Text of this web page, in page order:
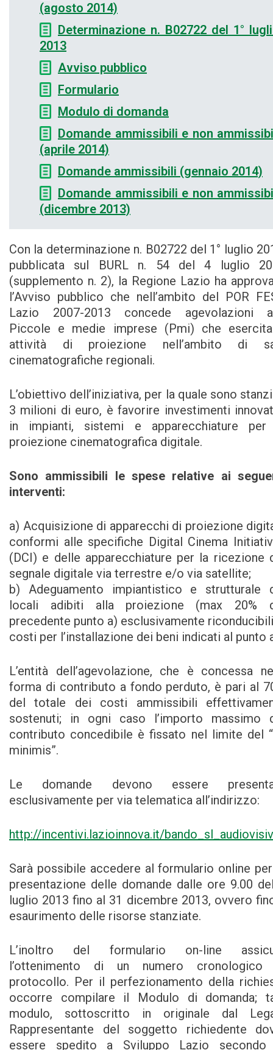
(agosto 2014)
Determinazione n. B02722 del 1°
2013
Avviso pubblico
Formulario
Modulo di domanda
Domande ammissibili e non
(aprile 2014)
Domande ammissibili (gennaio 2014)
Domande ammissibili e non
(dicembre 2013)
Con la determinazione n. B02722 del 1° luglio
pubblicata sul BURL n. 54 del 4 luglio
(supplemento n. 2), la Regione Lazio ha
l’Avviso pubblico che nell’ambito del POR
Lazio 2007-2013 concede agevolazioni
Piccole e medie imprese (Pmi) che
attività di proiezione nell’ambito di
cinematografiche regionali.
L’obiettivo dell’iniziativa, per la quale sono
3 milioni di euro, è favorire investimenti
in impianti, sistemi e apparecchiature
proiezione cinematografica digitale.
Sono ammissibili le spese relative ai
interventi:
a) Acquisizione di apparecchi di proiezione
conformi alle specifiche Digital Cinema
(DCI) e delle apparecchiature per la ricezione
segnale digitale via terrestre e/o via satellite;
b) Adeguamento impiantistico e strutturale
locali adibiti alla proiezione (max 20%
precedente punto a) esclusivamente
costi per l’installazione dei beni indicati al punto
L’entità dell’agevolazione, che è concessa
forma di contributo a fondo perduto, è pari al
del totale dei costi ammissibili
sostenuti; in ogni caso l’importo massimo
contributo concedibile è fissato nel limite del
minimis”.
Le domande devono essere
esclusivamente per via telematica all’indirizzo:
http://incentivi.lazioinnova.it/
Sarà possibile accedere al formulario online
presentazione delle domande dalle ore 9.00
luglio 2013 fino al 31 dicembre 2013, ovvero
esaurimento delle risorse stanziate.
L’inoltro del formulario on-line
l’ottenimento di un numero cronologico
protocollo. Per il perfezionamento della
occorre compilare il Modulo di domanda;
modulo, sottoscritto in originale dal
Rappresentante del soggetto richiedente
essere spedito a Sviluppo Lazio